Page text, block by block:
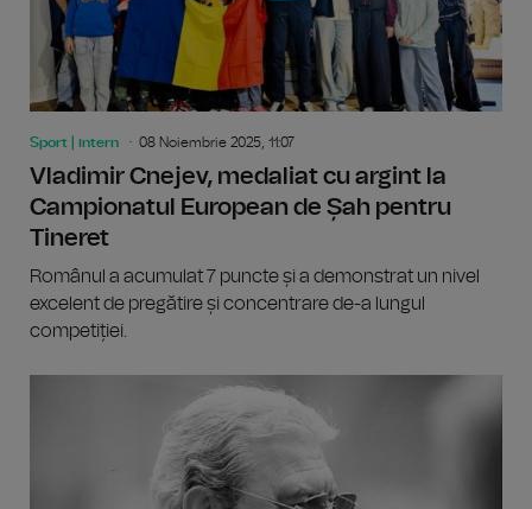
Sport | intern 08 Noiembrie 2025, 11:07
Vladimir Cnejev, medaliat cu argint la
Campionatul European de Șah pentru
Tineret
Românul a acumulat 7 puncte și a demonstrat un nivel
excelent de pregătire și concentrare de-a lungul
competiției.